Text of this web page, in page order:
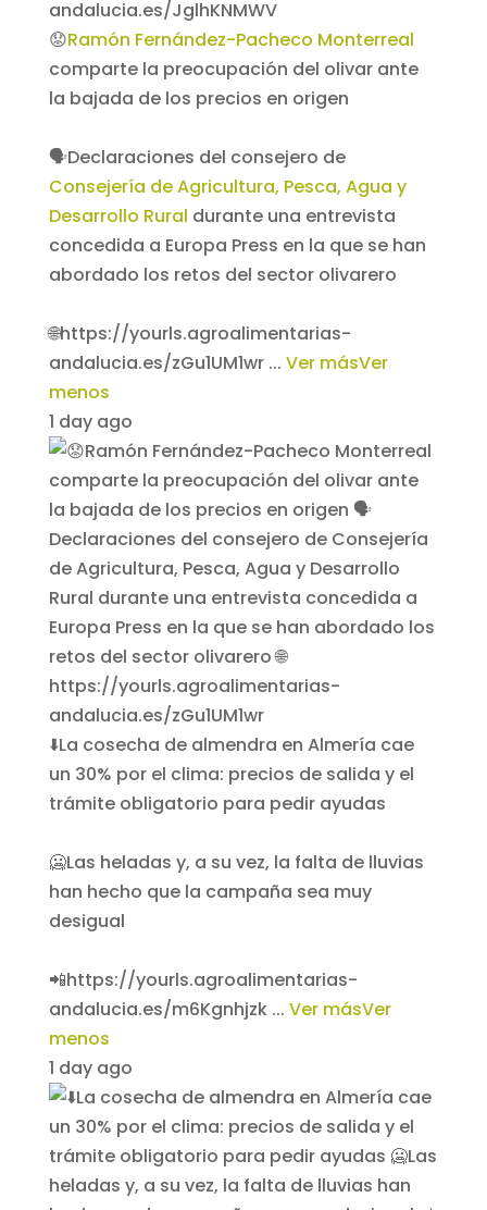
😟Ramón Fernández-Pacheco Monterreal
comparte la preocupación del olivar ante
la bajada de los precios en origen
🗣️Declaraciones del consejero de
Consejería de Agricultura, Pesca, Agua y
Desarrollo Rural durante una entrevista
concedida a Europa Press en la que se han
abordado los retos del sector olivarero
🌐https://yourls.agroalimentarias-
andalucia.es/zGu1UM1wr ... Ver másVer
menos
1 day ago
⬇️La cosecha de almendra en Almería cae
un 30% por el clima: precios de salida y el
trámite obligatorio para pedir ayudas
🥶Las heladas y, a su vez, la falta de lluvias
han hecho que la campaña sea muy
desigual
📲https://yourls.agroalimentarias-
andalucia.es/m6Kgnhjzk ... Ver másVer
menos
1 day ago